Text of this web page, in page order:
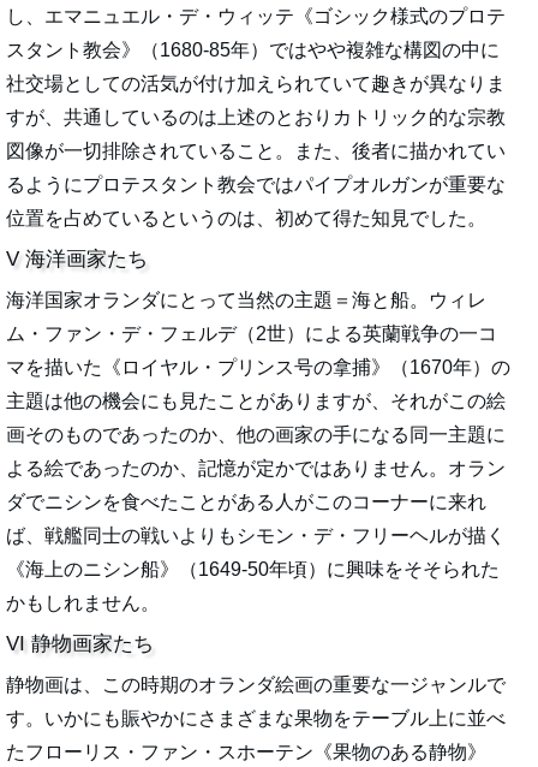
し、エマニュエル・デ・ウィッテ《ゴシック様式のプロテ
スタント教会》（1680-85年）ではやや複雑な構図の中に
社交場としての活気が付け加えられていて趣きが異なりま
すが、共通しているのは上述のとおりカトリック的な宗教
図像が一切排除されていること。また、後者に描かれてい
るようにプロテスタント教会ではパイプオルガンが重要な
位置を占めているというのは、初めて得た知見でした。
V 海洋画家たち
海洋国家オランダにとって当然の主題＝海と船。ウィレ
ム・ファン・デ・フェルデ（2世）による英蘭戦争の一コ
マを描いた《ロイヤル・プリンス号の拿捕》（1670年）の
主題は他の機会にも見たことがありますが、それがこの絵
画そのものであったのか、他の画家の手になる同一主題に
よる絵であったのか、記憶が定かではありません。オラン
ダでニシンを食べたことがある人がこのコーナーに来れ
ば、戦艦同士の戦いよりもシモン・デ・フリーヘルが描く
《海上のニシン船》（1649-50年頃）に興味をそそられた
かもしれません。
VI 静物画家たち
静物画は、この時期のオランダ絵画の重要な一ジャンルで
す。いかにも賑やかにさまざまな果物をテーブル上に並べ
たフローリス・ファン・スホーテン《果物のある静物》